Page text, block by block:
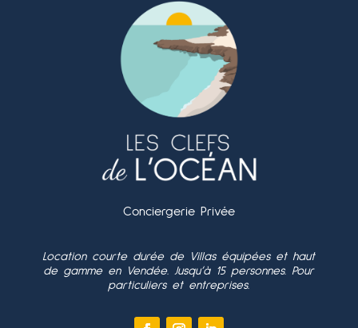
Conciergerie Privée
Location courte durée de Villas équipées et haut
de gamme en Vendée. Jusqu’à 15 personnes. Pour
particuliers et entreprises.